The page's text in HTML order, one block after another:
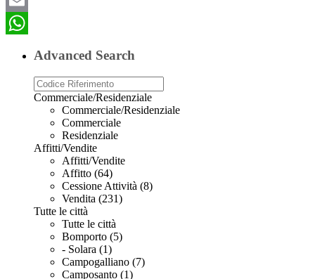
Email
Advanced Search
Commerciale/Residenziale
Commerciale/Residenziale
Commerciale
Residenziale
Affitti/Vendite
Affitti/Vendite
Affitto (64)
Cessione Attività (8)
Vendita (231)
Tutte le città
Tutte le città
Bomporto (5)
- Solara (1)
Campogalliano (7)
Camposanto (1)